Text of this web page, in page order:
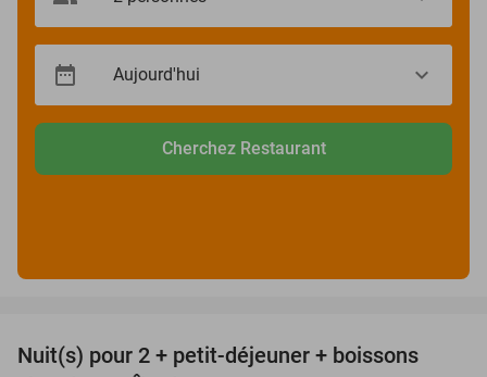
Cherchez Restaurant
Nuit(s) pour 2 + petit-déjeuner + boissons